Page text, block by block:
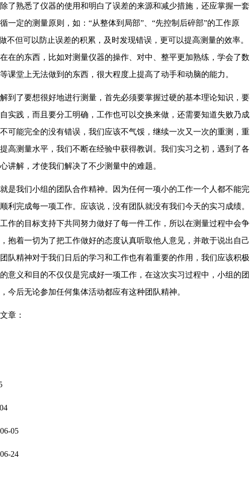
了熟悉了仪器的使用和明白了误差的来源和减少措施，还应掌握一套
一定的测量原则，如：“从整体到局部”、“先控制后碎部”的工作原
不但可以防止误差的积累，及时发现错误，更可以提高测量的效率。
在的东西，比如对测量仪器的操作、对中、整平更加熟练，学会了数
课堂上无法做到的东西，很大程度上提高了动手和动脑的能力。
了要想很好地进行测量，首先必须要掌握过硬的基本理论知识，要
实践，而且要分工明确，工作也可以交换来做，还需要知道失败乃成
可能完全的没有错误，我们应该不气馁，继续一次又一次的重测，重
高测量水平，我们不断在经验中获得教训。我们实习之初，遇到了各
讲解，才使我们解决了不少测量中的难题。
我们小组的团队合作精神。因为任何一项小的工作一个人都不能完
利完成每一项工作。应该说，没有团队就没有我们今天的实习成绩。
作的目标支持下共同努力做好了每一件工作，所以在测量过程中会争
抱着一切为了把工作做好的态度认真听取他人意见，并敢于说出自己
队精神对于我们日后的学习和工作也有着重要的作用，我们应该积极
意义和目的不仅仅是完成好一项工作，在这次实习过程中，小组的团
今后无论参加任何集体活动都应有这种团队精神。
章：
06-05
06-24